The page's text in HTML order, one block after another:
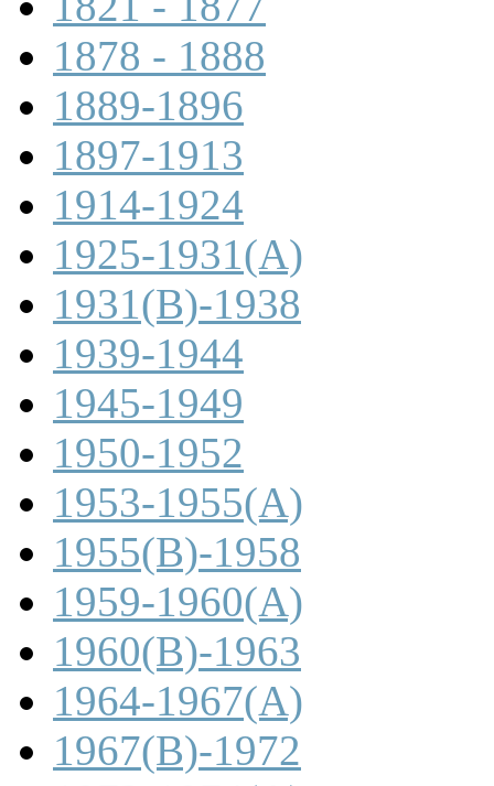
1878 - 1888
1889-1896
1897-1913
1914-1924
1925-1931(A)
1931(B)-1938
1939-1944
1945-1949
1950-1952
1953-1955(A)
1955(B)-1958
1959-1960(A)
1960(B)-1963
1964-1967(A)
1967(B)-1972